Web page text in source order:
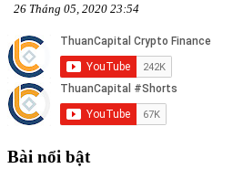
26 Tháng 05, 2020 23:54
Bài nổi bật